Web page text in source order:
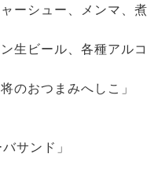
ーシュー、メンマ、煮
生ビール、各種アルコ
のおつまみへしこ」
サンド」